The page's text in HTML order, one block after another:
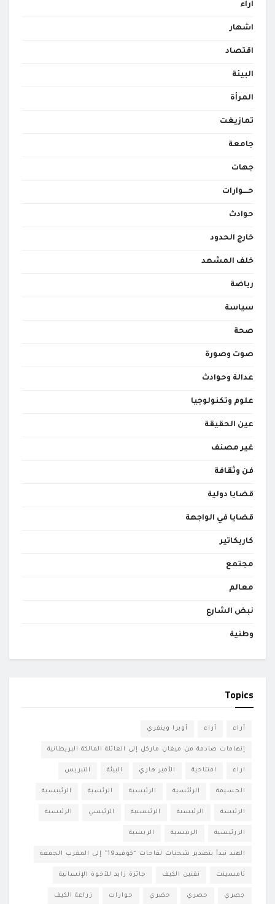
اراء
اشهار
اقتصاد
البيئة
المرأة
تمازيغت
جامعة
جهات
حــــوارات
حوادث
خارج الحدود
خلف المشهد
رياضة
سياسة
صحة
صوت وصورة
عدالة وحوادث
علوم وتكنولوجيا
عين الحقيقة
غير مصنف
فن وثقافة
قضايا دولية
قضايا في الواجهة
كاريكاتير
مجتمع
معالم
نبض الشارع
وطنية
Topics
آراء أراء أوبرا وينفري
إتهامات صادمة من ميغان ماركل إلى العائلة المالكة البريطانية
اراء افتتاحية الأمير هاري البيئة التبريس
الحسيمة الرئئسية الرئبسية الرئسية الرئيبسية
الرئيسة الرئيسىة الرئيسىية الرئيسي الرئيسية
الررئيسية الرىيسية الريسية
الهند تبدأ بتصدير شحنات لقاحات “كوفيد19” إلى المغرب الجمعة
تامسينت تقنين الكيف جائزة زايد للأخوة الإنسانية
جصري حصري حضري حوارات زراعة الكيف